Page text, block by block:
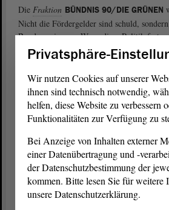
Die Fraktion BÜNDNIS 90/DIE GRÜNEN
Nicht die Fördergelder sind schuld,
Bundesregierung. Wenn diese Politik
Deutschland seine Klimaziele nie erreichen.
Ähnlich sah das dieArbeits- und
Anhalt. Sie forderte mehr Flächen für
Regeln bei Abständen zwischen Häusern
wünscht sie sich neue Regeln für das
Nach der Diskussion überwiesen die
FraktionDIE LINKE in die zuständigen
sie weiter über das Thema.
(Dies ist ein Angebot in Einfacher Sprache.)
Privatsphäre-
Wir nutzen Cookies auf unserer
ihnen sind technisch notwendig,
helfen, diese Website zu verbessern
Funktionalitäten zur Verfügung zu
Bei Anzeige von Inhalten externer
einer Datenübertragung und -
der Datenschutzbestimmung der
kommen. Bitte lesen Sie für weitere
unsere Datenschutzerklärung.